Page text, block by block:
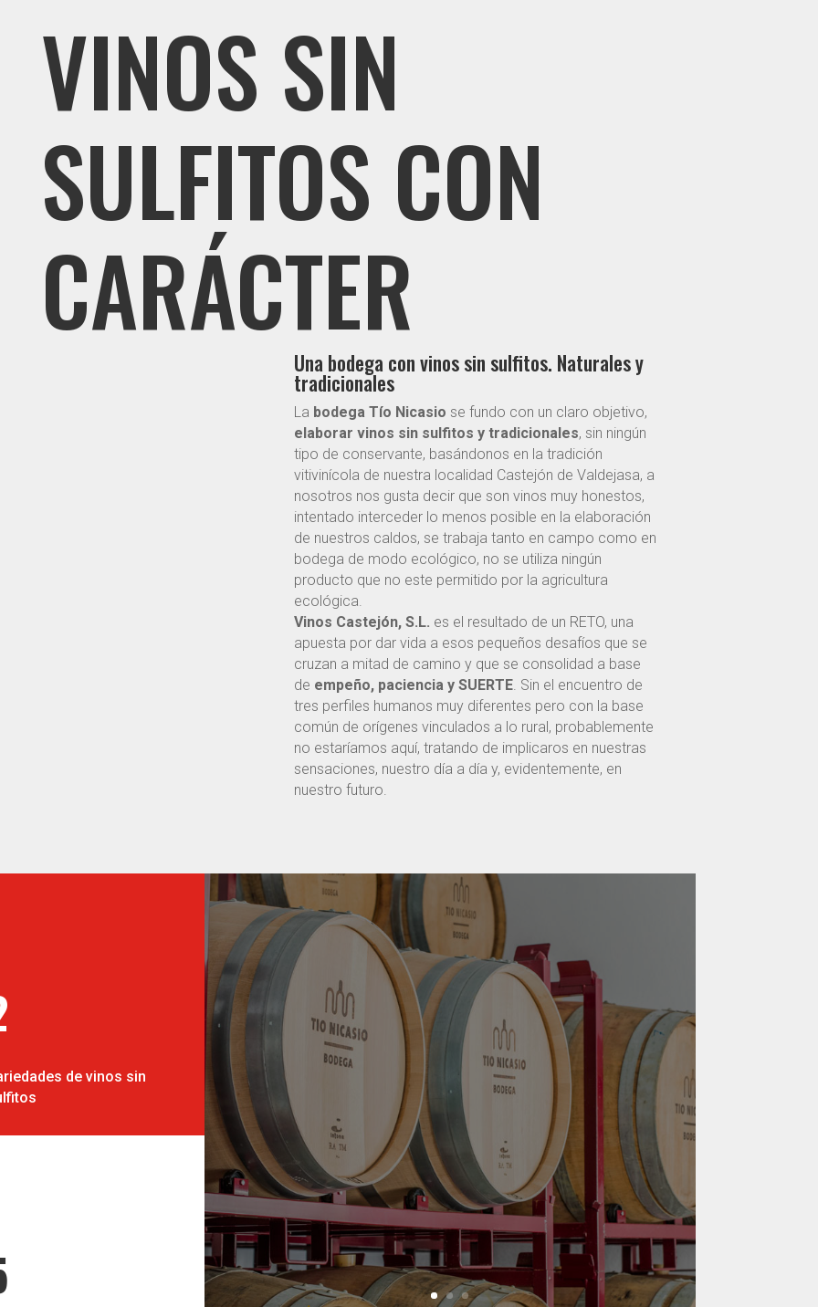
VINOS SIN
SULFITOS CON
CARÁCTER
Una bodega con vinos sin sulfitos. Naturales y
tradicionales
La bodega Tío Nicasio se fundo con un claro objetivo,
elaborar vinos sin sulfitos y tradicionales, sin ningún
tipo de conservante, basándonos en la tradición
vitivinícola de nuestra localidad Castejón de Valdejasa, a
nosotros nos gusta decir que son vinos muy honestos,
intentado interceder lo menos posible en la elaboración
de nuestros caldos, se trabaja tanto en campo como en
bodega de modo ecológico, no se utiliza ningún
producto que no este permitido por la agricultura
ecológica.
Vinos Castejón, S.L. es el resultado de un RETO, una
apuesta por dar vida a esos pequeños desafíos que se
cruzan a mitad de camino y que se consolidad a base
de empeño, paciencia y SUERTE. Sin el encuentro de
tres perfiles humanos muy diferentes pero con la base
común de orígenes vinculados a lo rural, probablemente
no estaríamos aquí, tratando de implicaros en nuestras
sensaciones, nuestro día a día y, evidentemente, en
nuestro futuro.
de vinos sin